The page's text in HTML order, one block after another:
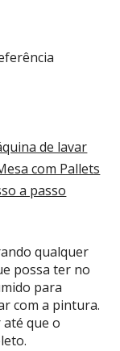
de lavar
com Pallets
a passo
qualquer
possa ter no
para
com a pintura.
que o